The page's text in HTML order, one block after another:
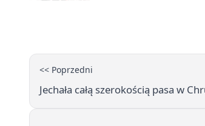
<< Poprzedni
Jechała całą szerokością pasa w